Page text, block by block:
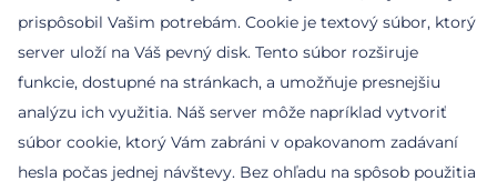
prispôsobil Vašim potrebám. Cookie je textový súbor, ktorý
server uloží na Váš pevný disk. Tento súbor rozširuje
funkcie, dostupné na stránkach, a umožňuje presnejšiu
analýzu ich využitia. Náš server môže napríklad vytvoriť
súbor cookie, ktorý Vám zabráni v opakovanom zadávaní
hesla počas jednej návštevy. Bez ohľadu na spôsob použitia